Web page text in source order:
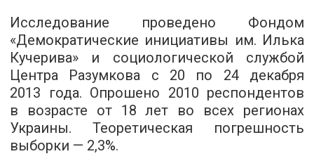
Исследование проведено Фондом
«Демократические инициативы им. Илька
Кучерива» и социологической службой
Центра Разумкова с 20 по 24 декабря
2013 года. Опрошено 2010 респондентов
в возрасте от 18 лет во всех регионах
Украины. Теоретическая погрешность
выборки — 2,3%.